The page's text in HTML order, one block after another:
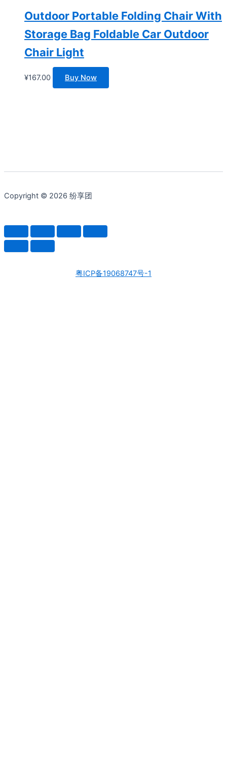
Outdoor Portable Folding Chair With
Storage Bag Foldable Car Outdoor
Chair Light
¥167.00 Buy Now
Copyright © 2026 纷享团
粤ICP备19068747号-1